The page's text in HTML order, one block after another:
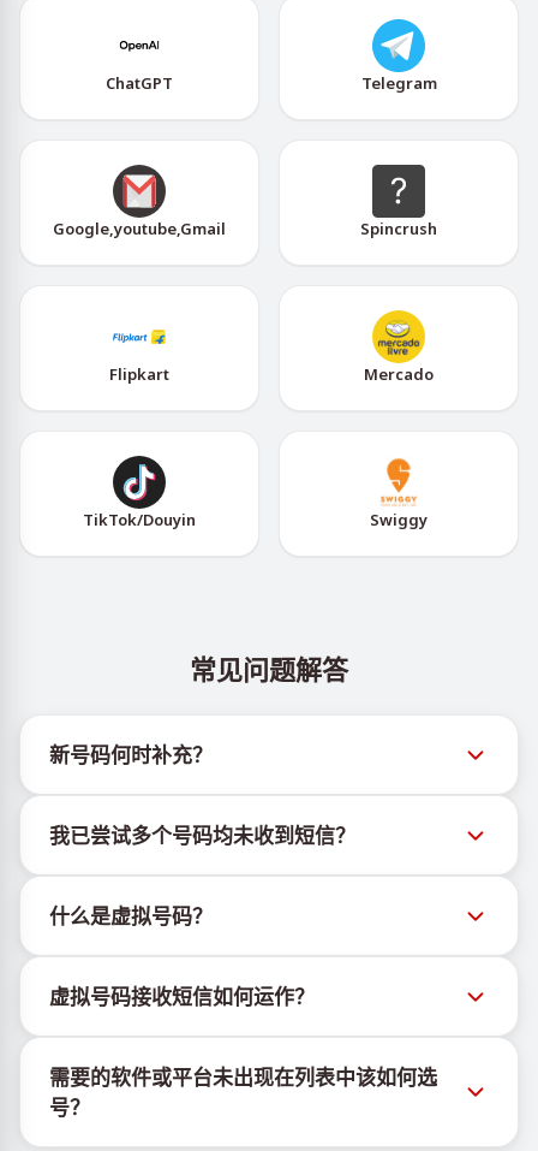
ChatGPT Telegram
Google,youtube,Gmail Spincrush
Flipkart Mercado
TikTok/Douyin Swiggy
常见问题解答
新号码何时补充？
人 @TigerSMSofficial_bot 查看。该频道会及时更新，
帮助用户获取最新号码库存。
我已尝试多个号码均未收到短信？
率。各服务平台的算法可能因多种原因拦截临时号码的
短信。为提高成功率，请尝试以下方法：
持续更换新号码尝试
登出设备上该服务的其他活跃账户
什么是虚拟号码？
或设备，也不受固定地理位置限制。其主要功能是接收
短信，包括OTP和激活码。
虚拟号码接收短信如何运作？
我们使用自有基础设施管理SIM卡，并结合定制软件为
客户分配手机号以接收短信。
需要的软件或平台未出现在列表中该如何选
号？